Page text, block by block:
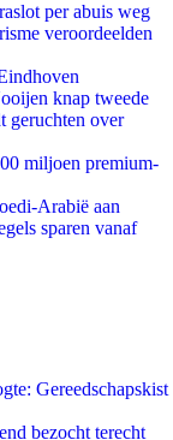
per abuis weg
veroordeelden
knap tweede
geruchten over
miljoen premium-
Arabië aan
sparen vanaf
Gereedschapskist
bezocht terecht